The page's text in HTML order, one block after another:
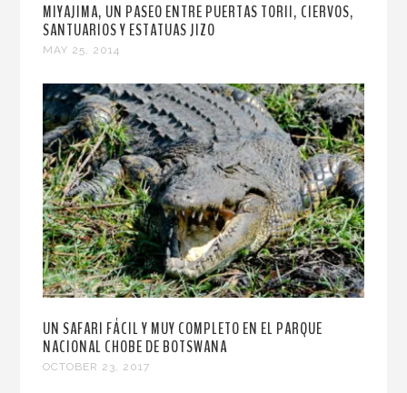
MIYAJIMA, UN PASEO ENTRE PUERTAS TORII, CIERVOS,
SANTUARIOS Y ESTATUAS JIZO
MAY 25, 2014
UN SAFARI FÁCIL Y MUY COMPLETO EN EL PARQUE
NACIONAL CHOBE DE BOTSWANA
OCTOBER 23, 2017